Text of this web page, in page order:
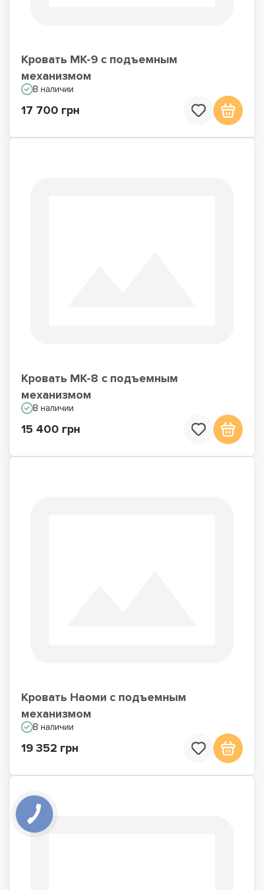
Кровать МК-9 с подъемным
механизмом
В наличии
17 700 грн
Кровать МК-8 с подъемным
механизмом
В наличии
15 400 грн
Кровать Наоми с подъемным
механизмом
В наличии
19 352 грн